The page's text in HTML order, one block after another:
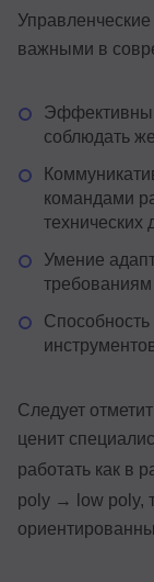
важными в
соблюдать
командами
технических
Умение
требованиям
Следует
ценит
работать как в
poly → low poly,